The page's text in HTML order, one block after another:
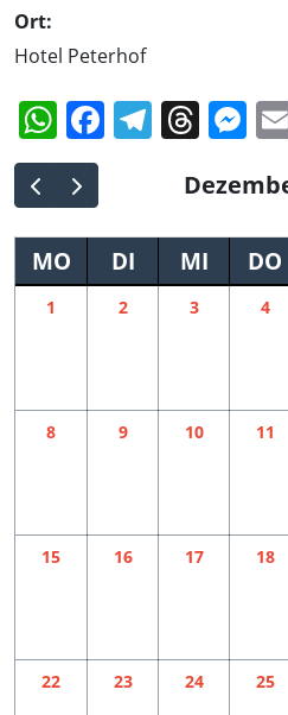
Ort:
Hotel Peterhof
WhatsApp
Facebook
MO DI MI DO
1 2 3 4
8 9 10 11
15 16 17 18
22 23 24 25